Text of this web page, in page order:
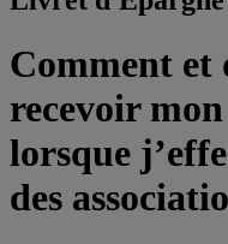
Comment et
recevoir
lorsque
des